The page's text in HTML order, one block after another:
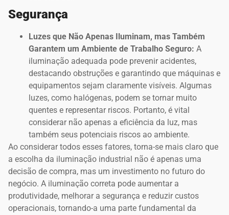
Segurança
Luzes que Não Apenas Iluminam, mas Também
Garantem um Ambiente de Trabalho Seguro: A
iluminação adequada pode prevenir acidentes,
destacando obstruções e garantindo que máquinas e
equipamentos sejam claramente visíveis. Algumas
luzes, como halógenas, podem se tornar muito
quentes e representar riscos. Portanto, é vital
considerar não apenas a eficiência da luz, mas
também seus potenciais riscos ao ambiente.
Ao considerar todos esses fatores, torna-se mais claro que
a escolha da iluminação industrial não é apenas uma
decisão de compra, mas um investimento no futuro do
negócio. A iluminação correta pode aumentar a
produtividade, melhorar a segurança e reduzir custos
operacionais, tornando-a uma parte fundamental da